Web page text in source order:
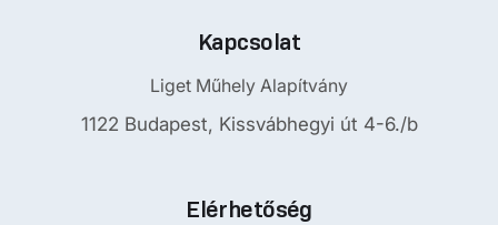
Kapcsolat
Liget Műhely Alapítvány
1122 Budapest, Kissvábhegyi út 4-6./b
Elérhetőség